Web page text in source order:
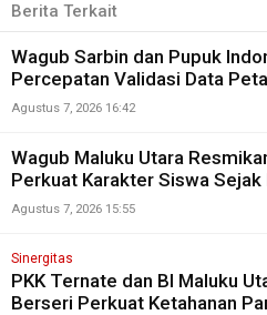
Berita Terkait
Wagub Sarbin dan Pupuk
Percepatan Validasi Data
Agustus 7, 2026 16:42
Wagub Maluku Utara
Perkuat Karakter Siswa Sejak
Agustus 7, 2026 15:55
Sinergitas
PKK Ternate dan BI Maluku
Berseri Perkuat Ketahanan